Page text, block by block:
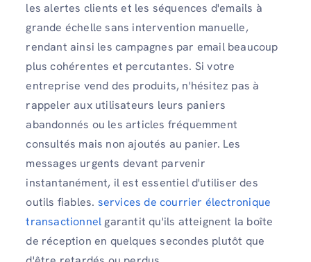
les alertes clients et les séquences d'emails à
grande échelle sans intervention manuelle,
rendant ainsi les campagnes par email beaucoup
plus cohérentes et percutantes. Si votre
entreprise vend des produits, n'hésitez pas à
rappeler aux utilisateurs leurs paniers
abandonnés ou les articles fréquemment
consultés mais non ajoutés au panier. Les
messages urgents devant parvenir
instantanément, il est essentiel d'utiliser des
outils fiables. services de courrier électronique
transactionnel garantit qu'ils atteignent la boîte
de réception en quelques secondes plutôt que